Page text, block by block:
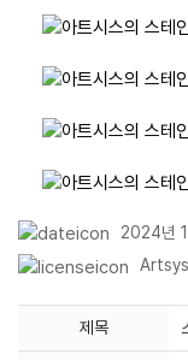
2024년
Artsys
제목